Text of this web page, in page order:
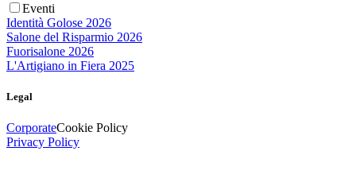
Eventi
Identità Golose 2026
Salone del Risparmio 2026
Fuorisalone 2026
L'Artigiano in Fiera 2025
Legal
CorporateCookie Policy
Privacy Policy